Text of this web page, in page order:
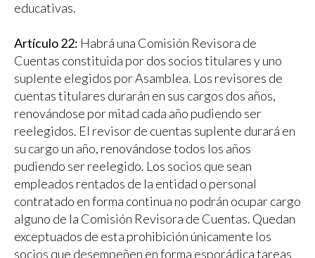
educativas.
Artículo 22: Habrá una Comisión Revisora de
Cuentas constituida por dos socios titulares y uno
suplente elegidos por Asamblea. Los revisores de
cuentas titulares durarán en sus cargos dos años,
renovándose por mitad cada año pudiendo ser
reelegidos. El revisor de cuentas suplente durará en
su cargo un año, renovándose todos los años
pudiendo ser reelegido. Los socios que sean
empleados rentados de la entidad o personal
contratado en forma continua no podrán ocupar cargo
alguno de la Comisión Revisora de Cuentas. Quedan
exceptuados de esta prohibición únicamente los
socios que desempeñen en forma esporádica tareas